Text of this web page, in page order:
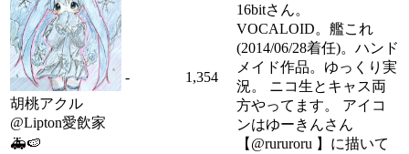
胡桃アクル
@Lipton愛飲家
🚑🍉
- 1,354
16bitさん。
VOCALOID。艦これ
(2014/06/28着任)。ハンド
メイド作品。ゆっくり実
況。 ニコ生とキャス両
方やってます。 アイコ
ンはゆーきんさん
【@rururoru 】に描いて